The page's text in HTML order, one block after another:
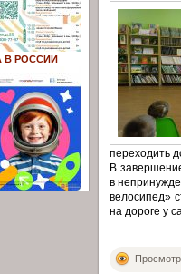
переходить
В
в
велосипед»
на дороге у
В РОССИИ